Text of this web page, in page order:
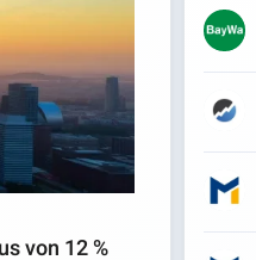
von 12 %